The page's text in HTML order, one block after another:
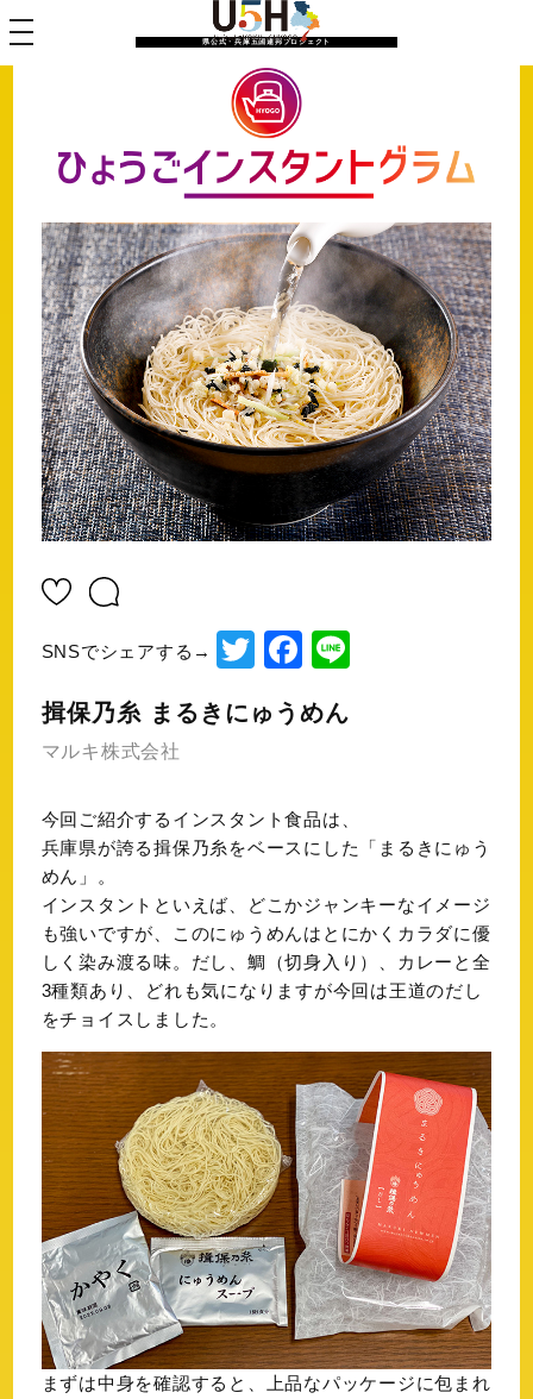
toggle navigation 県公式・兵庫五国連邦プロジェクト
SNSでシェアする→
T
tt
F
c
b
o
k
揖保乃糸 まるきにゅうめん
マルキ株式会社
今回ご紹介するインスタント食品は、
兵庫県が誇る揖保乃糸をベースにした
「まるきにゅう
めん」。
インスタントといえば、どこかジャンキーなイメージ
も強いですが、このにゅうめんはとにかくカラダに優
しく染み渡る味。だし、鯛（切身入り）、カレーと全
3種類あり、どれも気になりますが今回は王道のだし
をチョイスしました。
まずは中身を確認すると、上品なパッケージに包まれ